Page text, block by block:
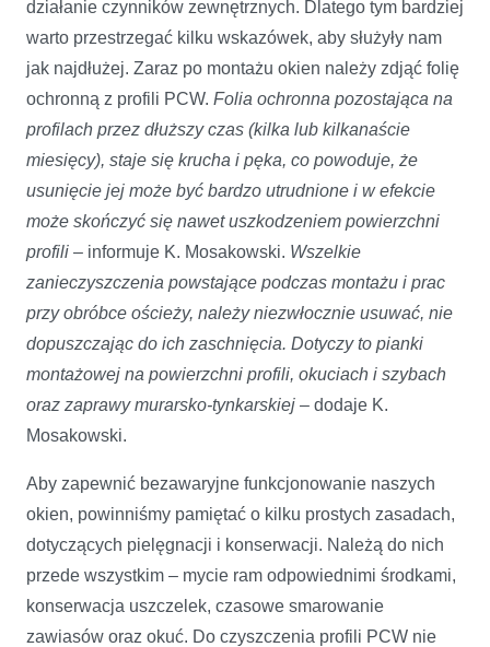
działanie czynników zewnętrznych. Dlatego tym bardziej
warto przestrzegać kilku wskazówek, aby służyły nam
jak najdłużej. Zaraz po montażu okien należy zdjąć folię
ochronną z profili PCW. Folia ochronna pozostająca na
profilach przez dłuższy czas (kilka lub kilkanaście
miesięcy), staje się krucha i pęka, co powoduje, że
usunięcie jej może być bardzo utrudnione i w efekcie
może skończyć się nawet uszkodzeniem powierzchni
profili – informuje K. Mosakowski. Wszelkie
zanieczyszczenia powstające podczas montażu i prac
przy obróbce ościeży, należy niezwłocznie usuwać, nie
dopuszczając do ich zaschnięcia. Dotyczy to pianki
montażowej na powierzchni profili, okuciach i szybach
oraz zaprawy murarsko-tynkarskiej – dodaje K.
Mosakowski.
Aby zapewnić bezawaryjne funkcjonowanie naszych
okien, powinniśmy pamiętać o kilku prostych zasadach,
dotyczących pielęgnacji i konserwacji. Należą do nich
przede wszystkim – mycie ram odpowiednimi środkami,
konserwacja uszczelek, czasowe smarowanie
zawiasów oraz okuć. Do czyszczenia profili PCW nie